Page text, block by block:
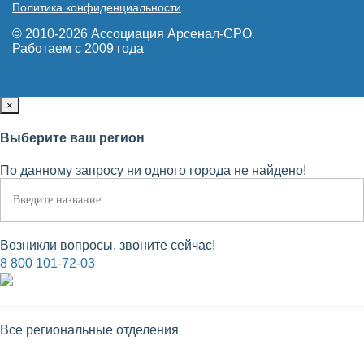
Политика конфиденциальности
© 2010-2026 Ассоциация Арсенал-СРО.
Работаем с 2009 года
×
Выберите ваш регион
По данному запросу ни одного города не найдено!
Возникли вопросы, звоните сейчас!
8 800 101-72-03
Все региональные отделения